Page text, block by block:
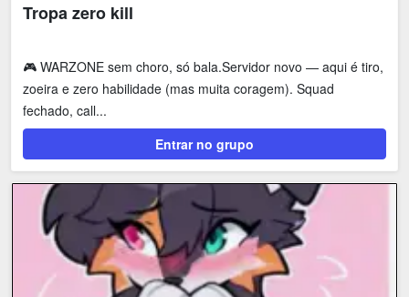
Tropa zero kill
🎮 WARZONE sem choro, só bala.Servidor novo — aqui é tiro,
zoeira e zero habilidade (mas muita coragem). Squad
fechado, call...
Entrar no grupo